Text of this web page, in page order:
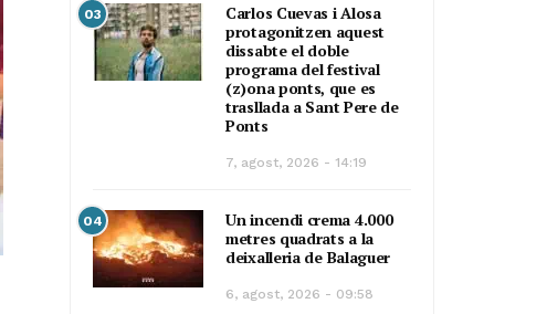
03
Carlos Cuevas i Alosa
protagonitzen aquest
dissabte el doble
programa del festival
(z)ona ponts, que es
trasllada a Sant Pere de
Ponts
7, agost, 2026 - 14:19
04
Un incendi crema 4.000
metres quadrats a la
deixalleria de Balaguer
6, agost, 2026 - 09:58